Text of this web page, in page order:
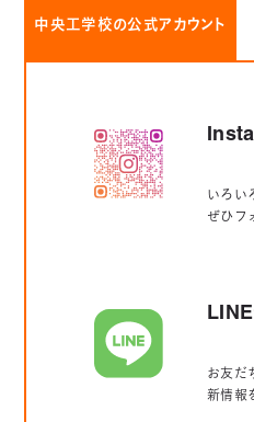
中央工学校の公式アカウント
いろい
ぜひフ
お友だ
新情報